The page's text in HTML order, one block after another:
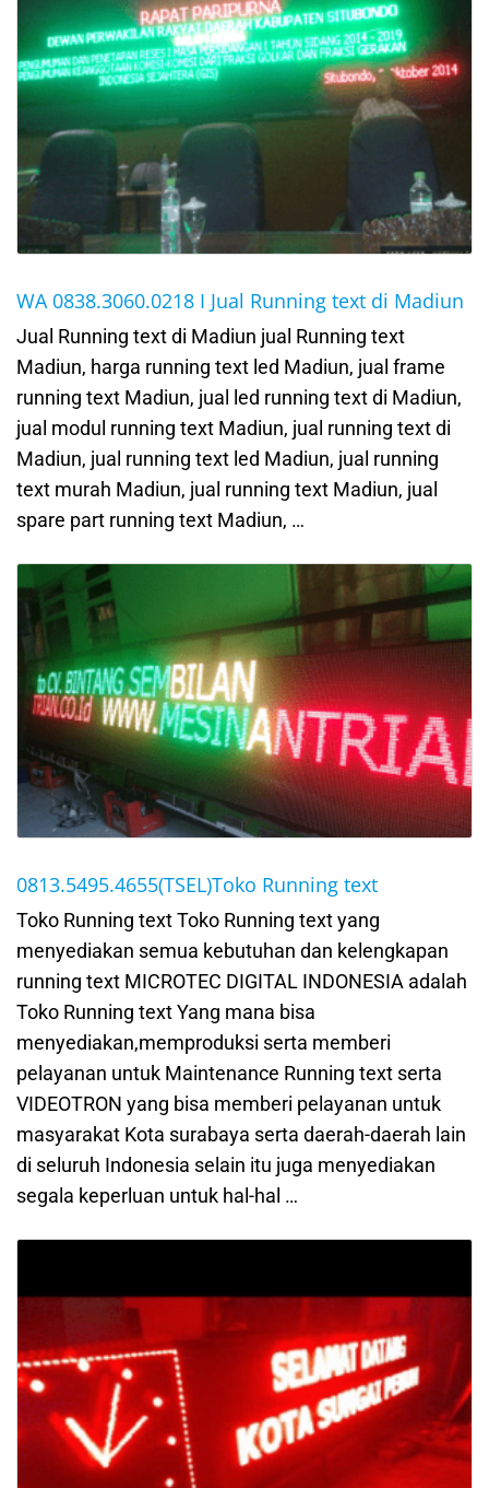
WA 0838.3060.0218 I Jual Running text di Madiun
Jual Running text di Madiun jual Running text
Madiun, harga running text led Madiun, jual frame
running text Madiun, jual led running text di Madiun,
jual modul running text Madiun, jual running text di
Madiun, jual running text led Madiun, jual running
text murah Madiun, jual running text Madiun, jual
spare part running text Madiun, …
0813.5495.4655(TSEL)Toko Running text
Toko Running text Toko Running text yang
menyediakan semua kebutuhan dan kelengkapan
running text MICROTEC DIGITAL INDONESIA adalah
Toko Running text Yang mana bisa
menyediakan,memproduksi serta memberi
pelayanan untuk Maintenance Running text serta
VIDEOTRON yang bisa memberi pelayanan untuk
masyarakat Kota surabaya serta daerah-daerah lain
di seluruh Indonesia selain itu juga menyediakan
segala keperluan untuk hal-hal …